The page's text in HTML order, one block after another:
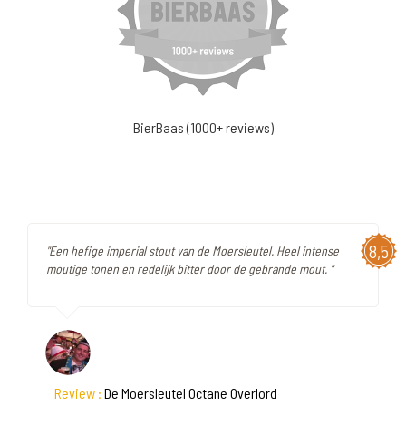
BierBaas (1000+ reviews)
8,5
"Een hefige imperial stout van de Moersleutel. Heel intense
moutige tonen en redelijk bitter door de gebrande mout. "
Review : De Moersleutel Octane Overlord